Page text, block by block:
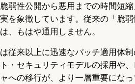
弱性公開から悪用までの時間短
を象徴しています。従来の「脆
、もはや通用しません。
従来以上に迅速なパッチ適用体
・セキュリティモデルの採用や
への移行が、より一層重要になっ